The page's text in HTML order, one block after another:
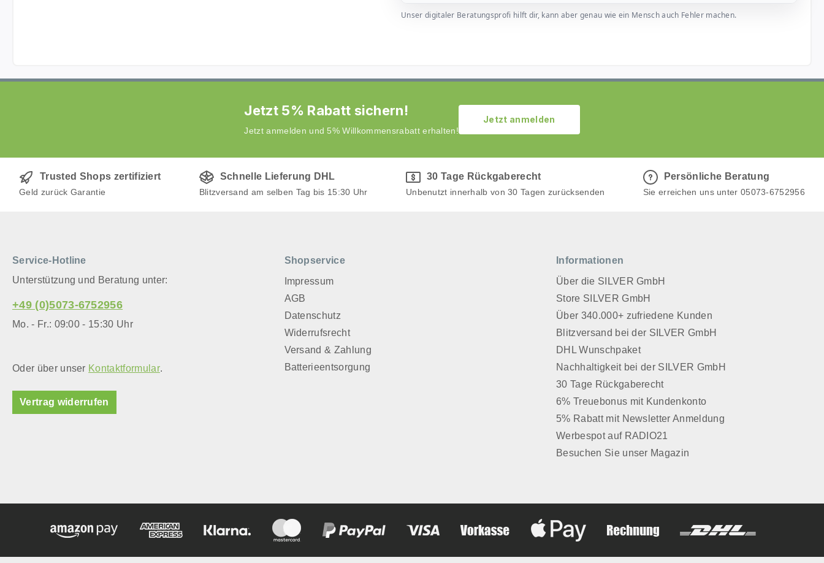
Unser digitaler Beratungsprofi hilft dir, kann aber genau wie ein Mensch auch Fehler machen.
Jetzt 5% Rabatt sichern!
Jetzt anmelden und 5% Willkommensrabatt erhalten!
Jetzt anmelden
Trusted Shops zertifiziert
Geld zurück Garantie
Schnelle Lieferung DHL
Blitzversand am selben Tag bis 15:30 Uhr
30 Tage Rückgaberecht
Unbenutzt innerhalb von 30 Tagen zurücksenden
Persönliche Beratung
Sie erreichen uns unter 05073-6752956
Service-Hotline
Unterstützung und Beratung unter:
+49 (0)5073-6752956
Mo. - Fr.: 09:00 - 15:30 Uhr
Oder über unser Kontaktformular.
Vertrag widerrufen
Shopservice
Impressum
AGB
Datenschutz
Widerrufsrecht
Versand & Zahlung
Batterieentsorgung
Informationen
Über die SILVER GmbH
Store SILVER GmbH
Über 340.000+ zufriedene Kunden
Blitzversand bei der SILVER GmbH
DHL Wunschpaket
Nachhaltigkeit bei der SILVER GmbH
30 Tage Rückgaberecht
6% Treuebonus mit Kundenkonto
5% Rabatt mit Newsletter Anmeldung
Werbespot auf RADIO21
Besuchen Sie unser Magazin